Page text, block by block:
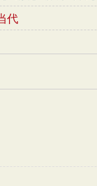
写人
史怀古 宋词精选
宋词三百首
代